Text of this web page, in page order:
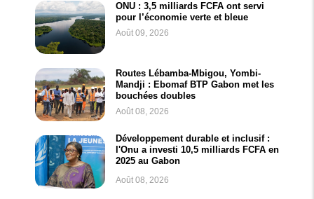
ONU : 3,5 milliards FCFA ont servi
pour l’économie verte et bleue
Août 09, 2026
Routes Lébamba-Mbigou, Yombi-
Mandji : Ebomaf BTP Gabon met les
bouchées doubles
Août 08, 2026
Développement durable et inclusif :
l'Onu a investi 10,5 milliards FCFA en
2025 au Gabon
Août 08, 2026